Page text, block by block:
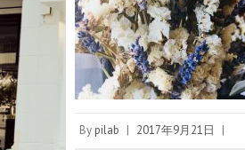
By pilab | 2017年9月21日 |